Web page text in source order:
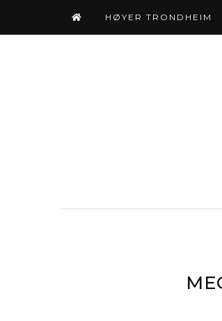
HØYER TRONDHEIM